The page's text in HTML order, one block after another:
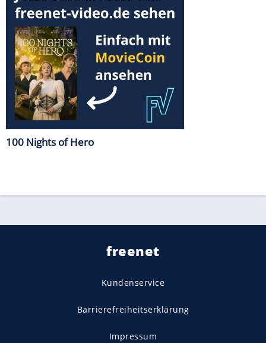
100 Nights of Hero
freenet
Kundenservice
Barrierefreiheitserklärung
Impressum